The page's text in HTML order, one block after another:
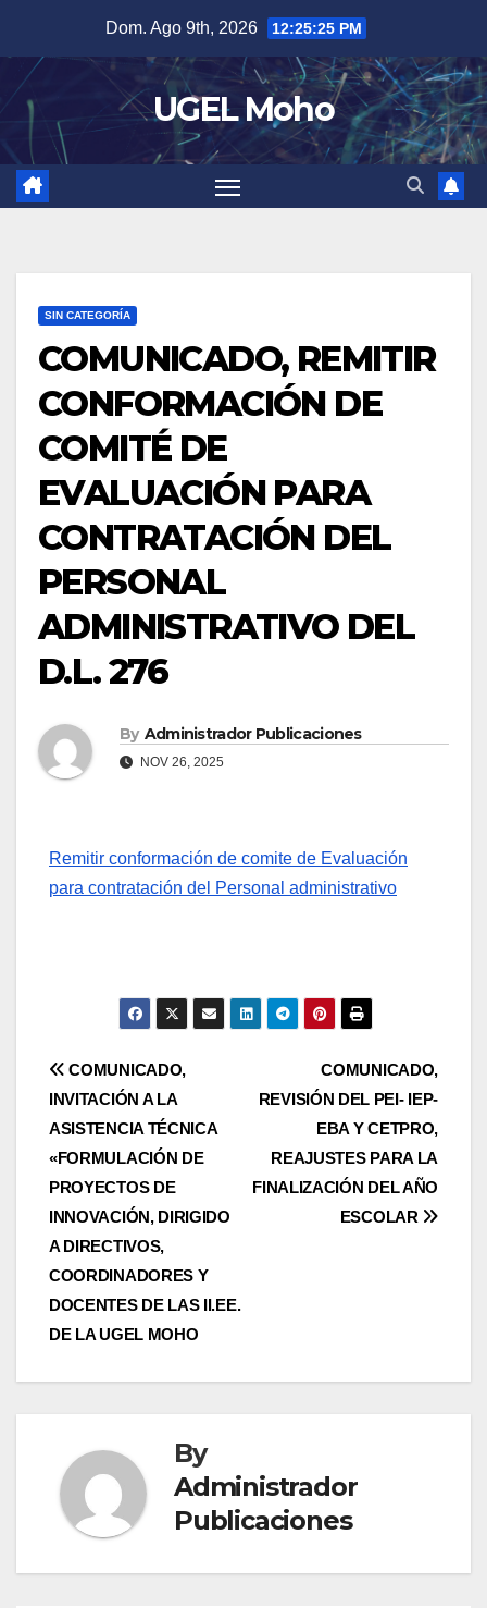
content
Dom. Ago 9th, 2026 12:25:26 PM
UGEL Moho
SIN CATEGORÍA
COMUNICADO, REMITIR
CONFORMACIÓN DE
COMITÉ DE
EVALUACIÓN PARA
CONTRATACIÓN DEL
PERSONAL
ADMINISTRATIVO DEL
D.L. 276
By Administrador Publicaciones
NOV 26, 2025
Remitir conformación de comite de Evaluación
para contratación del Personal administrativo
Navegación
de
entradas
COMUNICADO,
REVISIÓN DEL PEI- IEP-
EBA Y CETPRO,
REAJUSTES PARA LA
FINALIZACIÓN DEL AÑO
ESCOLAR
COMUNICADO,
INVITACIÓN A LA
ASISTENCIA TÉCNICA
«FORMULACIÓN DE
PROYECTOS DE
INNOVACIÓN, DIRIGIDO
A DIRECTIVOS,
COORDINADORES Y
DOCENTES DE LAS II.EE.
DE LA UGEL MOHO
By
Administrador
Publicaciones